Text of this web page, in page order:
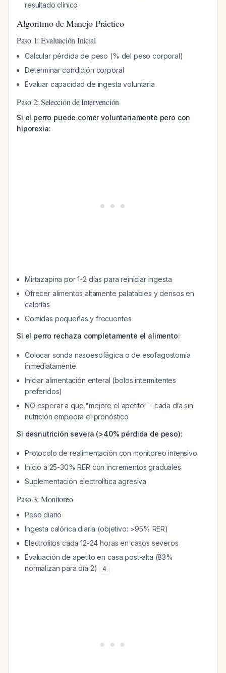
resultado clínico
Algoritmo de Manejo Práctico
Paso 1: Evaluación Inicial
Calcular pérdida de peso (% del peso corporal)
Determinar condición corporal
Evaluar capacidad de ingesta voluntaria
Paso 2: Selección de Intervención
Si el perro puede comer voluntariamente pero con
hiporexia:
Mirtazapina por 1-2 días para reiniciar ingesta
Ofrecer alimentos altamente palatables y densos en
calorías
Comidas pequeñas y frecuentes
Si el perro rechaza completamente el alimento:
Colocar sonda nasoesofágica o de esofagostomía
inmediatamente
Iniciar alimentación enteral (bolos intermitentes
preferidos)
NO esperar a que "mejore el apetito" - cada día sin
nutrición empeora el pronóstico
Si desnutrición severa (>40% pérdida de peso):
Protocolo de realimentación con monitoreo intensivo
Inicio a 25-30% RER con incrementos graduales
Suplementación electrolítica agresiva
Paso 3: Monitoreo
Peso diario
Ingesta calórica diaria (objetivo: >95% RER)
Electrolitos cada 12-24 horas en casos severos
Evaluación de apetito en casa post-alta (83%
normalizan para día 2)
4